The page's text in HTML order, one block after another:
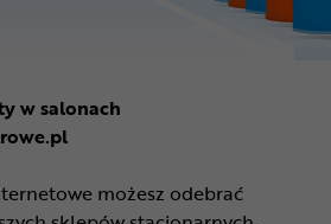
w salonach
możesz odebrać